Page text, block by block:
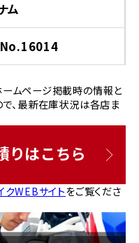
ム
ームページ掲載時の情報と
、最新在庫状況は各店ま
はこちら
WEBサイトをご覧くださ
前
小田井
山